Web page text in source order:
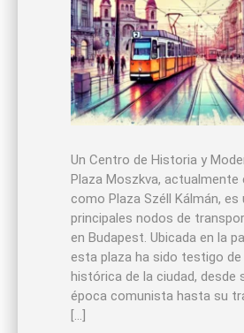
Un Centro de Historia y
Plaza Moszkva, actualmente
como Plaza Széll Kálmán, es
principales nodos de
en Budapest. Ubicada en la
esta plaza ha sido testigo de
histórica de la ciudad, desde
época comunista hasta su
[…]